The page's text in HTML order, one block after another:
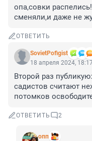
опа,совки
сменяли,и даже не
ОТВЕТИТЬ
SovietPofigist
18 апреля 2024,
Второй раз
садистов считают
потомков
ОТВЕТИТЬ 2
опп